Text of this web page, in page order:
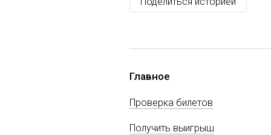
Главное
Проверка билетов
Получить выигрыш